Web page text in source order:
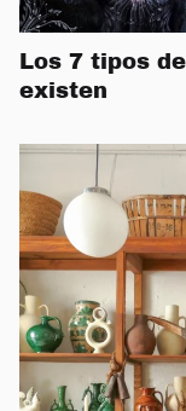
Los 7 tipos
existen